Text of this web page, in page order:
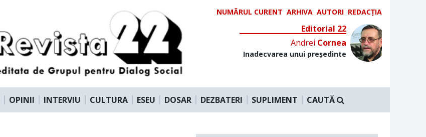
NUMĂRUL CURENT ARHIVA AUTORI REDACȚIA
Editorial 22
Andrei Cornea
Inadecvarea unui președinte
OPINII INTERVIU CULTURA ESEU DOSAR DEZBATERI SUPLIMENT CAUTĂ